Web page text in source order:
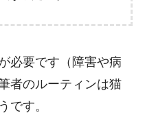
必要です（障害や病
者のルーティンは猫
です。